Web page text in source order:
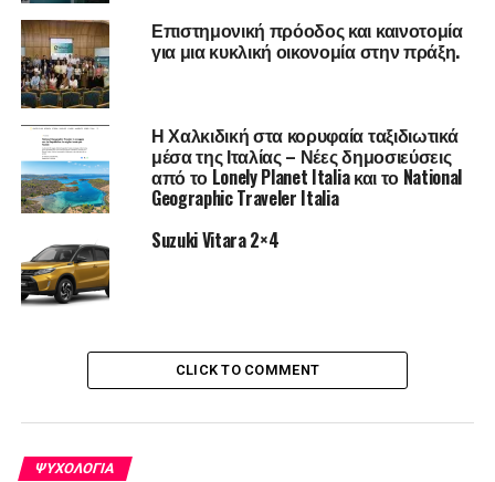
RELATED TOPICS: FEATURED
UP NEXT
ΑΥΤΟΣ είναι ο τρόπος για να αλλάξεις επίπεδο!
Το πρόβλημα της αϋπνίας.
Επιστημονική πρόοδος και καινοτομία
για μια κυκλική οικονομία στην πράξη.
Η Χαλκιδική στα κορυφαία ταξιδιωτικά
μέσα της Ιταλίας – Νέες δημοσιεύσεις
από το Lonely Planet Italia και το National
Geographic Traveler Italia
Suzuki Vitara 2×4
CLICK TO COMMENT
ΨΥΧΟΛΟΓΊΑ